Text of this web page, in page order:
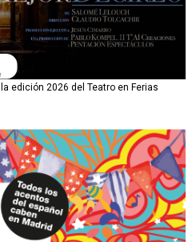
edición 2026 del Teatro en Ferias